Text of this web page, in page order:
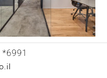
*6991